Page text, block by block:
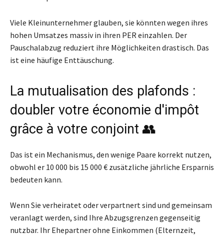
Viele Kleinunternehmer glauben, sie könnten wegen ihres
hohen Umsatzes massiv in ihren PER einzahlen. Der
Pauschalabzug reduziert ihre Möglichkeiten drastisch. Das
ist eine häufige Enttäuschung.
La mutualisation des plafonds :
doubler votre économie d'impôt
grâce à votre conjoint 👥
Das ist ein Mechanismus, den wenige Paare korrekt nutzen,
obwohl er 10 000 bis 15 000 € zusätzliche jährliche Ersparnis
bedeuten kann.
Wenn Sie verheiratet oder verpartnert sind und gemeinsam
veranlagt werden, sind Ihre Abzugsgrenzen gegenseitig
nutzbar. Ihr Ehepartner ohne Einkommen (Elternzeit,